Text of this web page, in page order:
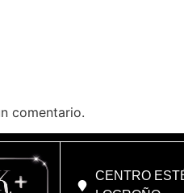
comentario.
CENTRO